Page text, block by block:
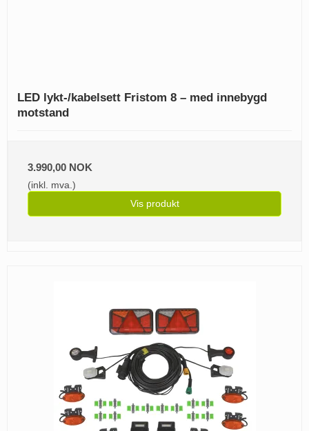
LED lykt-/kabelsett Fristom 8 – med innebygd
motstand
3.990,00 NOK
(inkl. mva.)
Vis produkt